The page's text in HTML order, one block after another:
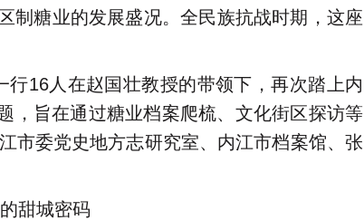
制糖业的发展盛况。全民族抗战时期，这座
16人在赵国壮教授的带领下，再次踏上内
，旨在通过糖业档案爬梳、文化街区探访等
市委党史地方志研究室、内江市档案馆、张
甜城密码